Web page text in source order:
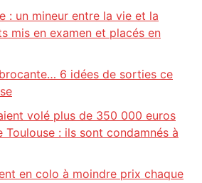
: un mineur entre la vie et la
mis en examen et placés en
6 idées de sorties ce
volé plus de 350 000 euros
Toulouse : ils sont condamnés à
en colo à moindre prix chaque